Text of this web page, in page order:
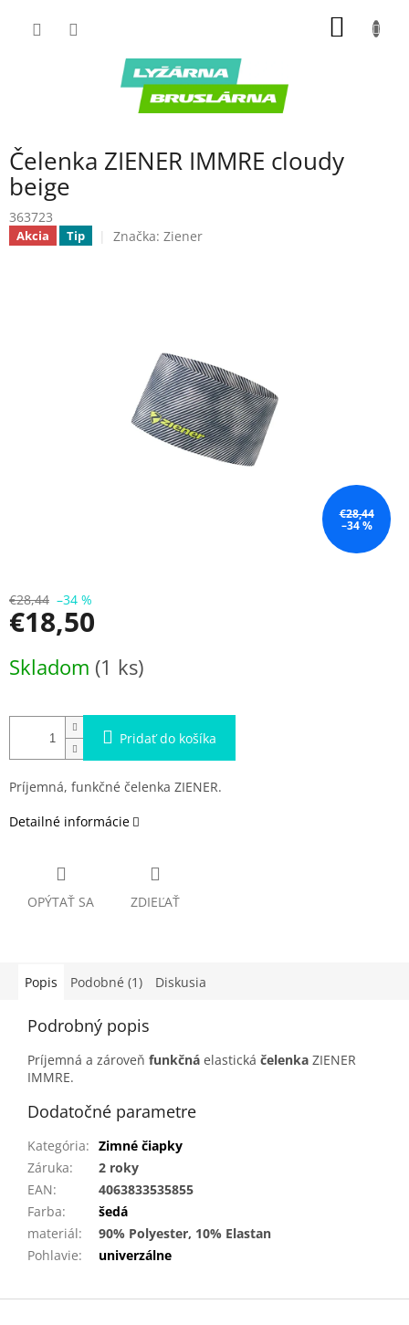
Čelenka ZIENER IMMRE cloudy
beige
363723
Akcia Tip Značka: Ziener
€28,44
–34 %
€28,44 –34 %
€18,50
cena:
Skladom (1 ks)
Pridať do košíka
Príjemná, funkčné čelenka ZIENER.
Detailné informácie
OPÝTAŤ SA ZDIEĽAŤ
Popis Podobné (1) Diskusia
Podrobný popis
Príjemná a zároveň funkčná elastická čelenka ZIENER
IMMRE.
Dodatočné parametre
Kategória: Zimné čiapky
Záruka:
2 roky
EAN:
4063833535855
Farba:
šedá
materiál:
90% Polyester, 10% Elastan
Pohlavie: univerzálne
Z